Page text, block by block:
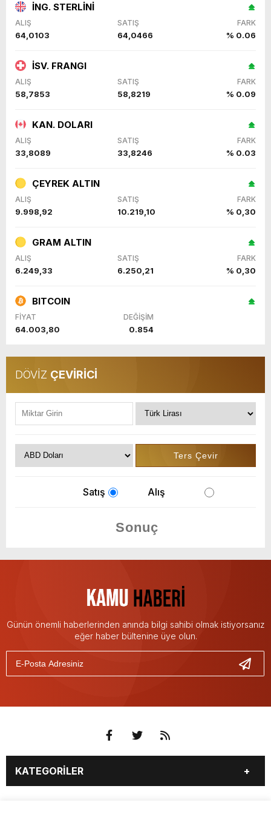
İNG. STERLİNİ
ALIŞ SATIŞ FARK
64,0103 64,0466 % 0.06
İSV. FRANGI
ALIŞ SATIŞ FARK
58,7853 58,8219 % 0.09
KAN. DOLARI
ALIŞ SATIŞ FARK
33,8089 33,8246 % 0.03
ÇEYREK ALTIN
ALIŞ SATIŞ FARK
9.998,92 10.219,10 % 0,30
GRAM ALTIN
ALIŞ SATIŞ FARK
6.249,33 6.250,21 % 0,30
BITCOIN
FİYAT DEĞİŞİM
64.003,80 0.854
DÖVİZ ÇEVİRİCİ
Satış Alış
Günün önemli haberlerinden anında bilgi sahibi olmak istiyorsanız
eğer haber bültenine üye olun.
KATEGORİLER